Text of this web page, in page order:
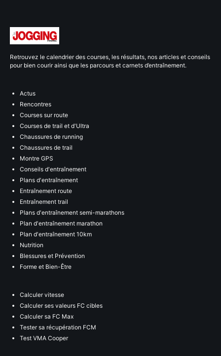
Retrouvez le calendrier des courses, les résultats, nos articles et conseils
pour bien courir ainsi que les parcours et carnets d’entraînement.
Actus
Rencontres
Courses sur route
Courses de trail et d'Ultra
Chaussures de running
Chaussures de trail
Montre GPS
Conseils d'entraînement
Plans d'entraînement
Entraînement route
Entraînement trail
Plans d'entraînement semi-marathons
Plan d'entraînement marathon
Plan d'entraînement 10km
Nutrition
Blessures et Prévention
Forme et Bien-Être
Calculer vitesse
Calculer ses valeurs FC cibles
Calculer sa FC Max
Tester sa récupération FCM
Test VMA Cooper